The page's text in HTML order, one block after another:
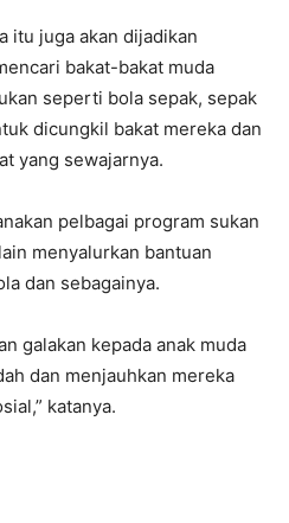
itu juga akan dijadikan
bakat-bakat muda
seperti bola sepak, sepak
dicungkil bakat mereka dan
yang sewajarnya.
pelbagai program sukan
menyalurkan bantuan
dan sebagainya.
galakan kepada anak muda
dan menjauhkan mereka
katanya.